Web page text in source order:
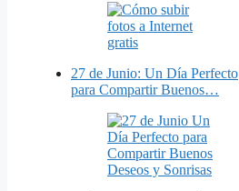
27 de Junio: Un Día Perfecto
para Compartir Buenos…